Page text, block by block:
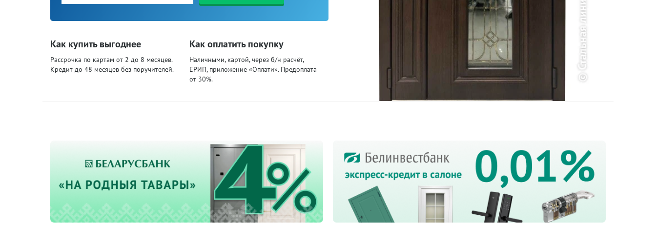
Как купить выгоднее
Рассрочка по картам от 2 до 8 месяцев.
Кредит до 48 месяцев без поручителей.
Как оплатить покупку
Наличными, картой, через б/н расчёт,
ЕРИП, приложение «Оплати». Предоплата
от 30%.